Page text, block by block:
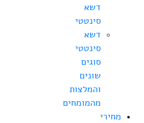
דשא
סינטטי
דשא
סינטטי
סוגים
שונים
והמלצות
מהמומחים
מחירי